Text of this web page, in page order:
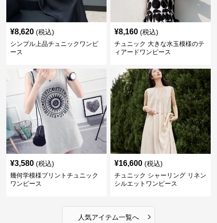
¥8,620 (税込)
シンプル上品チュニックワンピ
ース
¥8,160 (税込)
チュニック 大きな水玉模様のテ
ィアードワンピース
¥3,580 (税込)
幾何学模様プリントチュニック
ワンピース
¥16,600 (税込)
チュニック シャーリング リネン
シルエットワンピース
人気アイテム一覧へ ›